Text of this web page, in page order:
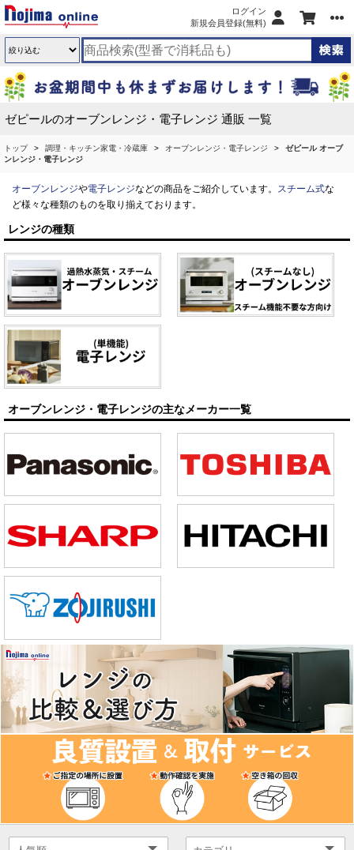
ログイン
新規会員登録(無料)
ゼピールのオーブンレンジ・電子レンジ 通販 一覧
トップ 調理・キッチン家電・冷蔵庫 オーブンレンジ・電子レンジ
ゼピール オーブ
ンレンジ・電子レンジ
オーブンレンジや電子レンジなどの商品をご紹介しています。 スチーム式な
ど様々な種類のものを取り揃えております。
レンジの種類
オーブンレンジ・電子レンジの主なメーカー一覧